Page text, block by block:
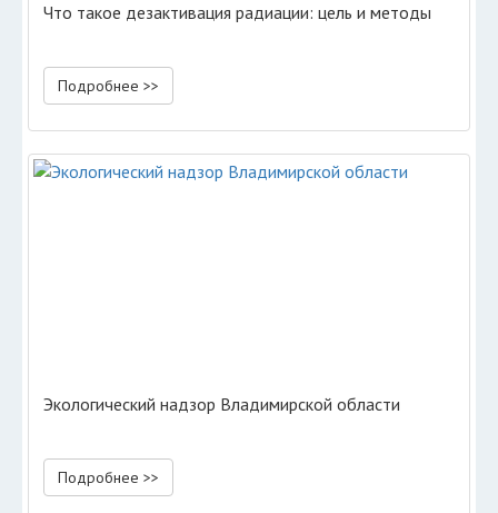
Что такое дезактивация радиации: цель и методы
Подробнее >>
Экологический надзор Владимирской области
Подробнее >>